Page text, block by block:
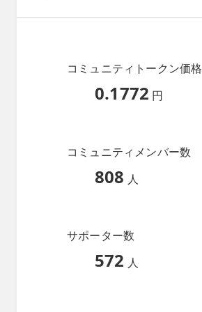
コミュニティトークン価格
0.1772 円
コミュニティメンバー数
808 人
サポーター数
572 人